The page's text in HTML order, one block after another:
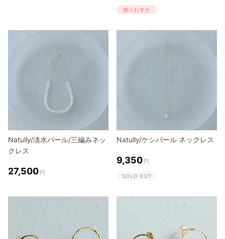
残りわずか
Natully/淡水パール/三編みネッ
クレス
27,500 円
Natully/ケシパール ネックレス
9,350 円
SOLD OUT